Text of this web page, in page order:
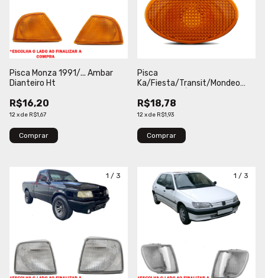
Pisca Monza 1991/... Ambar
Dianteiro Ht
R$16,20
12xde R$1,67
Comprar
Pisca
Ka/Fiesta/Transit/Mondeo
Fitam
R$18,78
12xde R$1,93
1 / 3 1 / 3